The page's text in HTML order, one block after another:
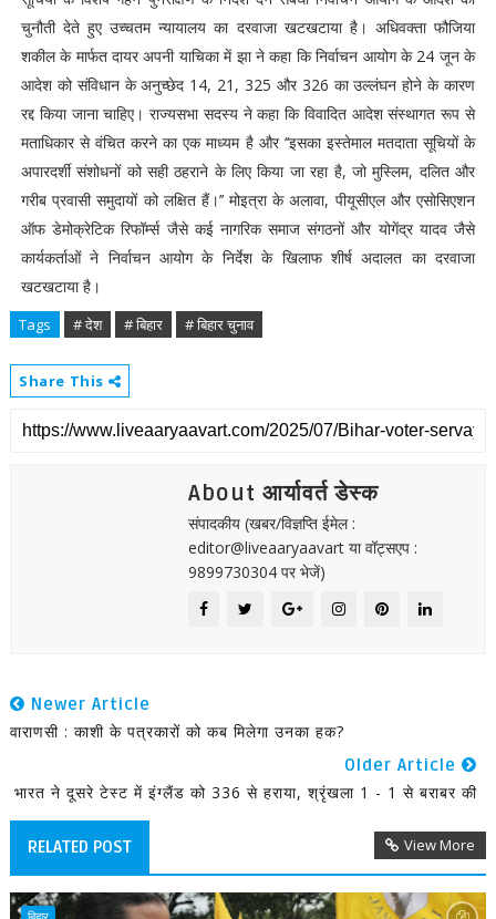
चुनौती देते हुए उच्चतम न्यायालय का दरवाजा खटखटाया है। अधिवक्ता फौजिया
शकील के मार्फत दायर अपनी याचिका में झा ने कहा कि निर्वाचन आयोग के 24 जून के
आदेश को संविधान के अनुच्छेद 14, 21, 325 और 326 का उल्लंघन होने के कारण
रद्द किया जाना चाहिए। राज्यसभा सदस्य ने कहा कि विवादित आदेश संस्थागत रूप से
मताधिकार से वंचित करने का एक माध्यम है और ‘‘इसका इस्तेमाल मतदाता सूचियों के
अपारदर्शी संशोधनों को सही ठहराने के लिए किया जा रहा है, जो मुस्लिम, दलित और
गरीब प्रवासी समुदायों को लक्षित हैं।’’ मोइत्रा के अलावा, पीयूसीएल और एसोसिएशन
ऑफ डेमोक्रेटिक रिफॉर्म्स जैसे कई नागरिक समाज संगठनों और योगेंद्र यादव जैसे
कार्यकर्ताओं ने निर्वाचन आयोग के निर्देश के खिलाफ शीर्ष अदालत का दरवाजा
खटखटाया है।
Tags # देश # बिहार # बिहार चुनाव
Share This
About आर्यावर्त डेस्क
संपादकीय (खबर/विज्ञप्ति ईमेल :
editor@liveaaryaavart या वॉट्सएप :
9899730304 पर भेजें)
Newer Article
वाराणसी : काशी के पत्रकारों को कब मिलेगा उनका हक?
Older Article
भारत ने दूसरे टेस्ट में इंग्लैंड को 336 से हराया, श्रृंखला 1 - 1 से बराबर की
RELATED POST View More